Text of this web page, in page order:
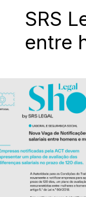
SRS
entre